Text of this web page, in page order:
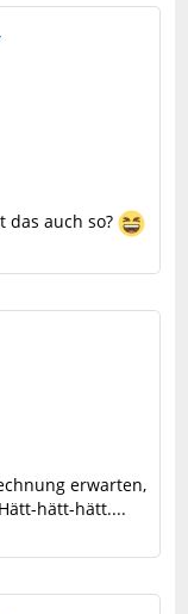
das auch so?
erwarten,
hätt-hätt....